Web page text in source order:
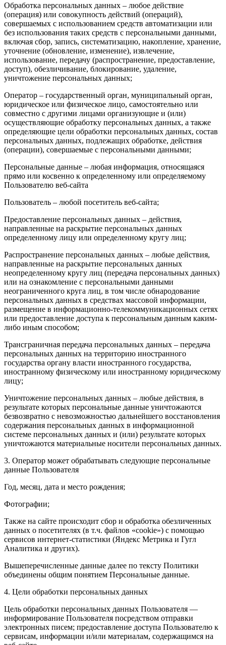
Обработка персональных данных – любое действие
(операция) или совокупность действий (операций),
совершаемых с использованием средств автоматизации или
без использования таких средств с персональными данными,
включая сбор, запись, систематизацию, накопление, хранение,
уточнение (обновление, изменение), извлечение,
использование, передачу (распространение, предоставление,
доступ), обезличивание, блокирование, удаление,
уничтожение персональных данных;
Оператор – государственный орган, муниципальный орган,
юридическое или физическое лицо, самостоятельно или
совместно с другими лицами организующие и (или)
осуществляющие обработку персональных данных, а также
определяющие цели обработки персональных данных, состав
персональных данных, подлежащих обработке, действия
(операции), совершаемые с персональными данными;
Персональные данные – любая информация, относящаяся
прямо или косвенно к определенному или определяемому
Пользователю веб-сайта
Пользователь – любой посетитель веб-сайта;
Предоставление персональных данных – действия,
направленные на раскрытие персональных данных
определенному лицу или определенному кругу лиц;
Распространение персональных данных – любые действия,
направленные на раскрытие персональных данных
неопределенному кругу лиц (передача персональных данных)
или на ознакомление с персональными данными
неограниченного круга лиц, в том числе обнародование
персональных данных в средствах массовой информации,
размещение в информационно-телекоммуникационных сетях
или предоставление доступа к персональным данным каким-
либо иным способом;
Трансграничная передача персональных данных – передача
персональных данных на территорию иностранного
государства органу власти иностранного государства,
иностранному физическому или иностранному юридическому
лицу;
Уничтожение персональных данных – любые действия, в
результате которых персональные данные уничтожаются
безвозвратно с невозможностью дальнейшего восстановления
содержания персональных данных в информационной
системе персональных данных и (или) результате которых
уничтожаются материальные носители персональных данных.
3. Оператор может обрабатывать следующие персональные
данные Пользователя
Год, месяц, дата и место рождения;
Фотографии;
Также на сайте происходит сбор и обработка обезличенных
данных о посетителях (в т.ч. файлов «cookie») с помощью
сервисов интернет-статистики (Яндекс Метрика и Гугл
Аналитика и других).
Вышеперечисленные данные далее по тексту Политики
объединены общим понятием Персональные данные.
4. Цели обработки персональных данных
Цель обработки персональных данных Пользователя —
информирование Пользователя посредством отправки
электронных писем; предоставление доступа Пользователю к
сервисам, информации и/или материалам, содержащимся на